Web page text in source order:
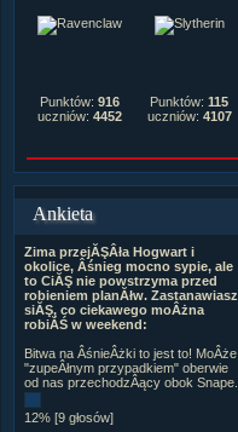
Punktów: 916
uczniów: 4452
Punktów: 115
uczniów: 4107
Ankieta
Zima przejĂŞÂła Hogwart i
okolice, Âśnieg mocno sypie, ale
to CiĂŞ nie powstrzyma przed
robieniem planĂłw. Zastanawiasz
siĂŞ, co ciekawego moÂżna
robiĂŚ w weekend:
Bitwa na ÂśnieÂżki to jest to! MoÂże
"zupeÂłnym przypadkiem" oberwie
od nas przechodzÂący obok Snape.
12% [9 głosów]